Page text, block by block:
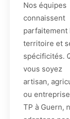
Nos équipes
connaissent
parfaitement
territoire et
spécificités.
vous soyez
artisan,
ou
TP à Guern,